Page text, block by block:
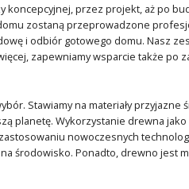
koncepcyjnej, przez projekt, aż po
zostaną przeprowadzone
i odbiór gotowego domu. Nasz
zapewniamy wsparcie także
Stawiamy na materiały
planetę. Wykorzystanie drewna
nowoczesnych
środowisko. Ponadto, drewno jest